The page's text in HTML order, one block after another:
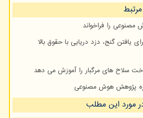
را فراخواند
گنج، دزد دریایی با حقوق بالا
سلاح های مرگبار را آموزش می دهد
پژوهش هوش مصنوعی
مورد این مطلب